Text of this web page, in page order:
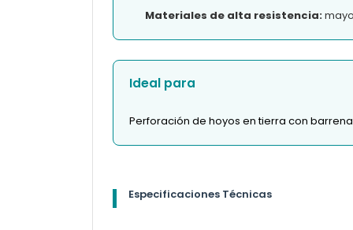
Materiales de alta resistencia:
Ideal para
Perforación de hoyos en tierra con
Especificaciones Técnicas